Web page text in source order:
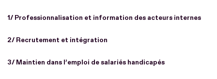
1/ Professionnalisation et information des acteurs internes
2/ Recrutement et intégration
3/ Maintien dans l’emploi de salariés handicapés